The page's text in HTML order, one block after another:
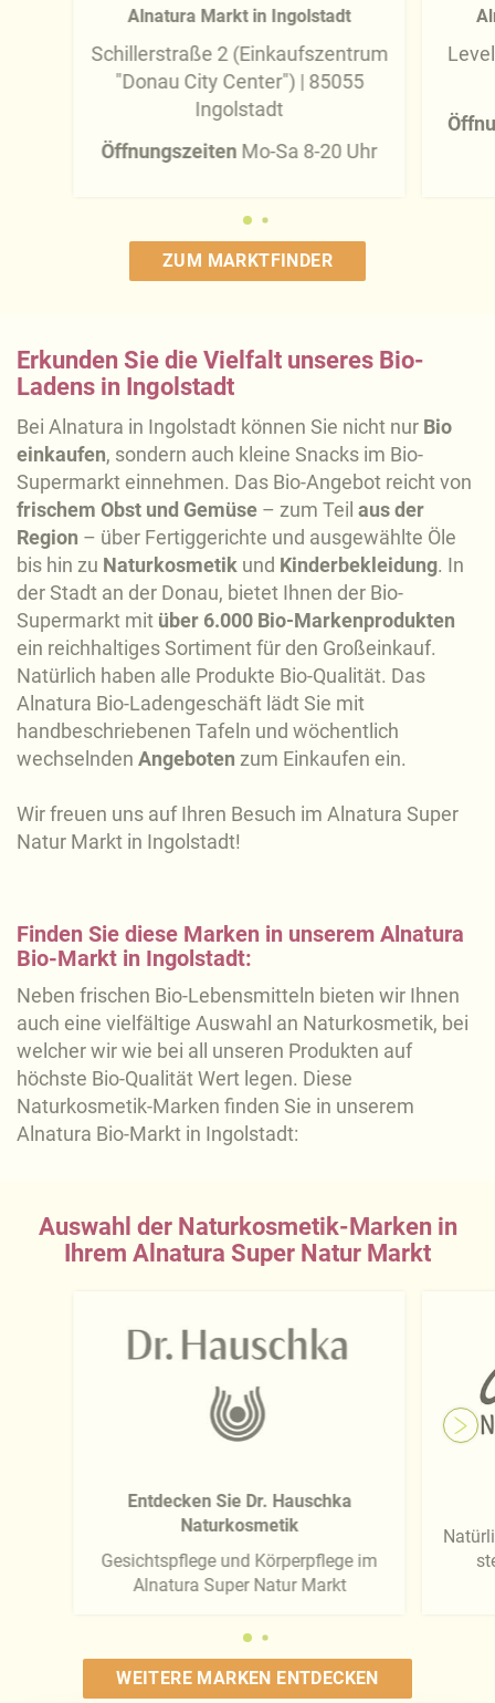
Alnatura Markt in Ingolstadt
Schillerstraße 2 (Einkaufszentrum
"Donau City Center") | 85055
Ingolstadt
Öffnungszeiten Mo-Sa 8-20 Uhr
ZUM MARKTFINDER
Erkunden Sie die Vielfalt unseres Bio-
Ladens in Ingolstadt
Bei Alnatura in Ingolstadt können Sie nicht nur Bio
einkaufen, sondern auch kleine Snacks im Bio-
Supermarkt einnehmen. Das Bio-Angebot reicht von
frischem Obst und Gemüse – zum Teil aus der
Region – über Fertiggerichte und ausgewählte Öle
bis hin zu Naturkosmetik und Kinderbekleidung. In
der Stadt an der Donau, bietet Ihnen der Bio-
Supermarkt mit über 6.000 Bio-Markenprodukten
ein reichhaltiges Sortiment für den Großeinkauf.
Natürlich haben alle Produkte Bio-Qualität. Das
Alnatura Bio-Ladengeschäft lädt Sie mit
handbeschriebenen Tafeln und wöchentlich
wechselnden Angeboten zum Einkaufen ein.
Wir freuen uns auf Ihren Besuch im Alnatura Super
Natur Markt in Ingolstadt!
Finden Sie diese Marken in unserem Alnatura
Bio-Markt in Ingolstadt:
Neben frischen Bio-Lebensmitteln bieten wir Ihnen
auch eine vielfältige Auswahl an Naturkosmetik, bei
welcher wir wie bei all unseren Produkten auf
höchste Bio-Qualität Wert legen. Diese
Naturkosmetik-Marken finden Sie in unserem
Alnatura Bio-Markt in Ingolstadt:
Auswahl der Naturkosmetik-Marken in
Ihrem Alnatura Super Natur Markt
Entdecken Sie Dr. Hauschka
Naturkosmetik
Gesichtspflege und Körperpflege im
Alnatura Super Natur Markt
WEITERE MARKEN ENTDECKEN